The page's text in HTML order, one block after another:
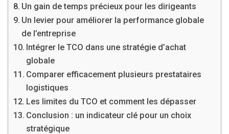
Un gain de temps précieux pour les dirigeants
Un levier pour améliorer la performance globale
de l’entreprise
Intégrer le TCO dans une stratégie d’achat
globale
Comparer efficacement plusieurs prestataires
logistiques
Les limites du TCO et comment les dépasser
Conclusion : un indicateur clé pour un choix
stratégique